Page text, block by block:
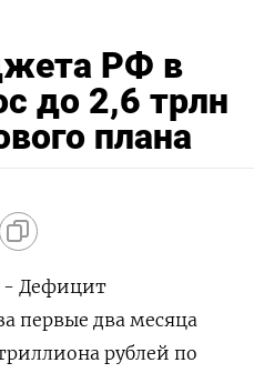
РФ в
до 2,6 трлн
плана
- Дефицит
первые два месяца
рублей по